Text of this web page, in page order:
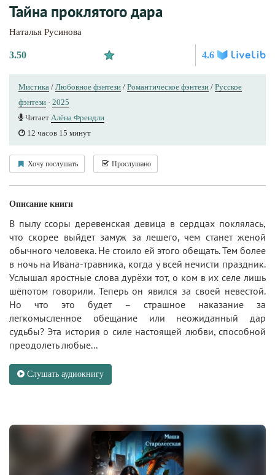
Тайна проклятого дара
Наталья Русинова
3.50 4.6
Мистика / Любовное фэнтези / Романтическое фэнтези / Русское
фэнтези · 2025
Читает Алёна Френдли
12 часов 15 минут
Хочу послушать Прослушано
Описание книги
В пылу ссоры деревенская девица в сердцах поклялась,
что скорее выйдет замуж за лешего, чем станет женой
обычного человека. Не стоило ей этого обещать. Тем более
в ночь на Ивана-травника, когда у всей нечисти праздник.
Услышал яростные слова дурёхи тот, о ком в их селе лишь
шёпотом говорили. Теперь он явился за своей невестой.
Но что это будет – страшное наказание за
легкомысленное обещание или неожиданный дар
судьбы? Эта история о силе настоящей любви, способной
преодолеть любые...
Слушать аудиокнигу